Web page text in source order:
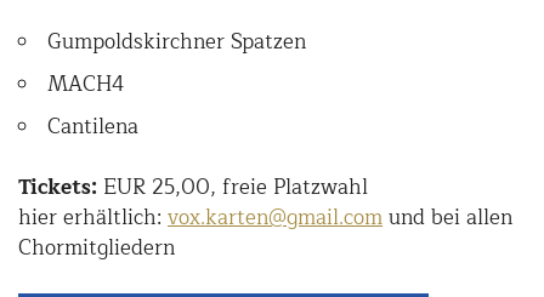
Gumpoldskirchner Spatzen
MACH4
Cantilena
Tickets: EUR 25,00, freie Platzwahl
hier erhältlich: vox.karten@gmail.comund bei allen
Chormitgliedern